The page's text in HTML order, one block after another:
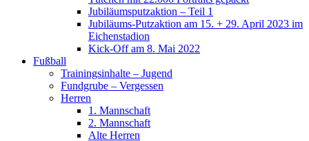
Jubiläumsputzaktion – Teil 1
Jubiläums-Putzaktion am 15. + 29. April 2023 im
Eichenstadion
Kick-Off am 8. Mai 2022
Fußball
Trainingsinhalte – Jugend
Fundgrube – Vergessen
Herren
1. Mannschaft
2. Mannschaft
Alte Herren